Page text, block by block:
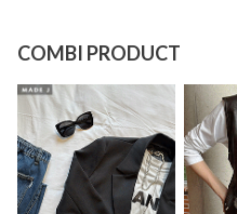
COMBI PRODUCT